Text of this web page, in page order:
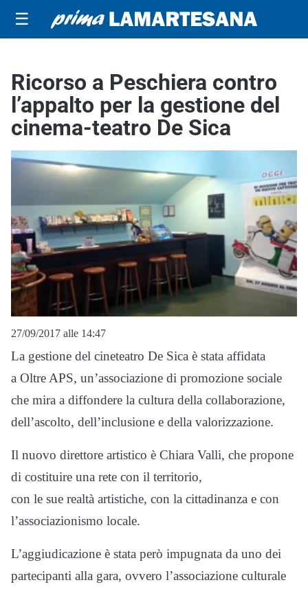
☰
Ricorso a Peschiera contro
l’appalto per la gestione del
cinema-teatro De Sica
27/09/2017 alle 14:47
La gestione del cineteatro De Sica è stata affidata
a Oltre APS, un’associazione di promozione sociale
che mira a diffondere la cultura della collaborazione,
dell’ascolto, dell’inclusione e della valorizzazione.
Il nuovo direttore artistico è Chiara Valli, che propone
di costituire una rete con il territorio,
con le sue realtà artistiche, con la cittadinanza e con
l’associazionismo locale.
L’aggiudicazione è stata però impugnata da uno dei
partecipanti alla gara, ovvero l’associazione culturale